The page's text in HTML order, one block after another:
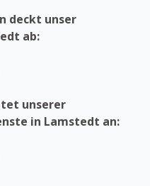
deckt unser
ab:
unserer
in Lamstedt an: